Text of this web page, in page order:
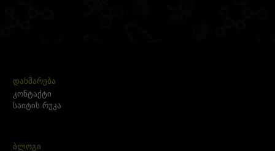
ᲓᲐᲮᲛᲐᲠᲔᲑᲐ
კონტაქტი
საიტის რუკა
ᲑᲚᲝᲒᲘ